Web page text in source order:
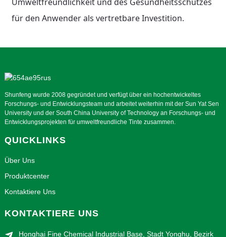
für den Anwender als vertretbare Investition.
Shunfeng wurde 2008 gegründet und verfügt über ein hochentwickeltes
Forschungs- und Entwicklungsteam und arbeitet weiterhin mit der Sun Yat Sen
University und der South China University of Technology an Forschungs- und
Entwicklungsprojekten für umweltfreundliche Tinte zusammen.
QUICKLINKS
Über Uns
Produktcenter
Kontaktiere Uns
KONTAKTIERE UNS
Honghai Fine Chemical Industrial Base, Stadt Yonghu, Bezirk